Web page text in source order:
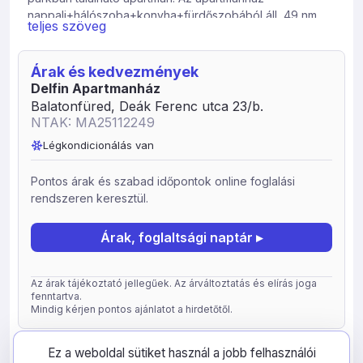
nappali+hálószoba+konyha+fürdőszobából áll, 49 nm
alapterületű. Az ingatlannak van külön kertrésze is, mely
a parkra néz. A szálláshoz parkolóhely is tartozik,
melynek használata ingyenes. A strand 200méterre
található, ugyanakkor a ház rendelkezik egy nagy
méretű medencével is, melyet a bérlők használhatnak
díjmentesen.
Extra szolgáltatások: medence, saját kerékpártároló,
kerthelyiség.
Bababarát szállás: gyerekkerékpár kölcsönzés.
A szállashely típusa: apartman
teljes szöveg
Árak és kedvezmények
Delfin Apartmanház
Balatonfüred, Deák Ferenc utca 23/b.
NTAK: MA25112249
Légkondicionálás van
Pontos árak és szabad időpontok online foglalási
rendszeren keresztül.
Árak, foglaltsági naptár ▸
Az árak tájékoztató jellegűek. Az árváltoztatás és elírás joga
fenntartva.
Mindig kérjen pontos ajánlatot a hirdetőtől.
frissítve: 2026-05-05
Ez a weboldal sütiket használ a jobb felhasználói